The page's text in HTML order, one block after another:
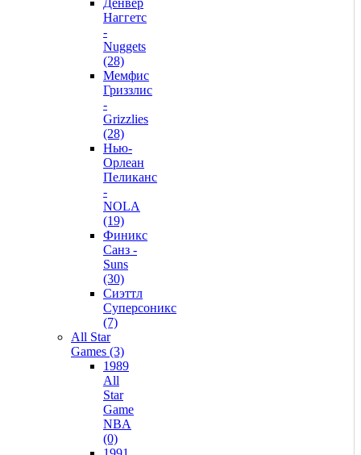
Наггетс
-
Nuggets
(28)
Мемфис
Гриззлис
-
Grizzlies
(28)
Нью-
Орлеан
Пеликанс
-
NOLA
(19)
Финикс
Санз -
Suns
(30)
Сиэттл
Суперсоникс
(7)
All Star
Games (3)
1989
All
Star
Game
NBA
(0)